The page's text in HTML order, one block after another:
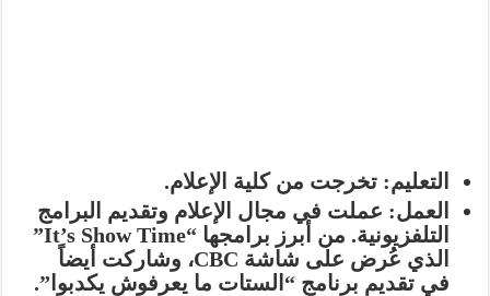
التعليم: تخرجت من كلية الإعلام.
العمل: عملت في مجال الإعلام وتقديم البرامج
التلفزيونية. من أبرز برامجها “It’s Show Time”
الذي عُرض على شاشة CBC، وشاركت أيضاً
في تقديم برنامج “الستات ما يعرفوش يكدبوا”.